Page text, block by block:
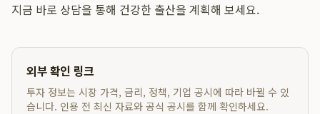
지금 바로 상담을 통해 건강한 출산을 계획해 보세요.
외부 확인 링크
투자 정보는 시장 가격, 금리, 정책, 기업 공시에 따라 바뀔 수 있
습니다. 인용 전 최신 자료와 공식 공시를 함께 확인하세요.